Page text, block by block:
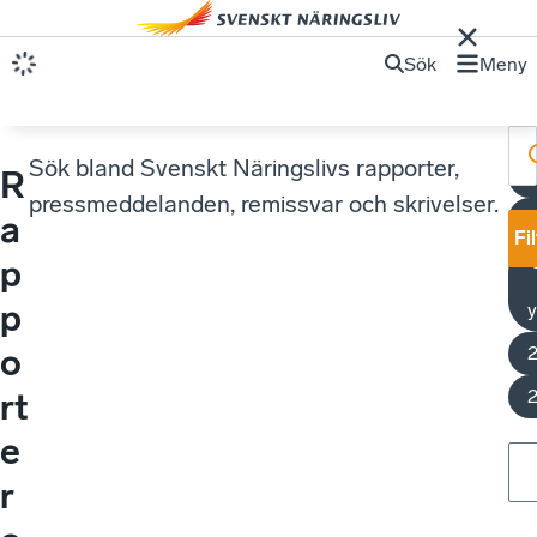
Sök Meny
R
a
p
p
o
rt
e
r
Sök bland Svenskt Näringslivs rapporter,
pressmeddelanden, remissvar och skrivelser.